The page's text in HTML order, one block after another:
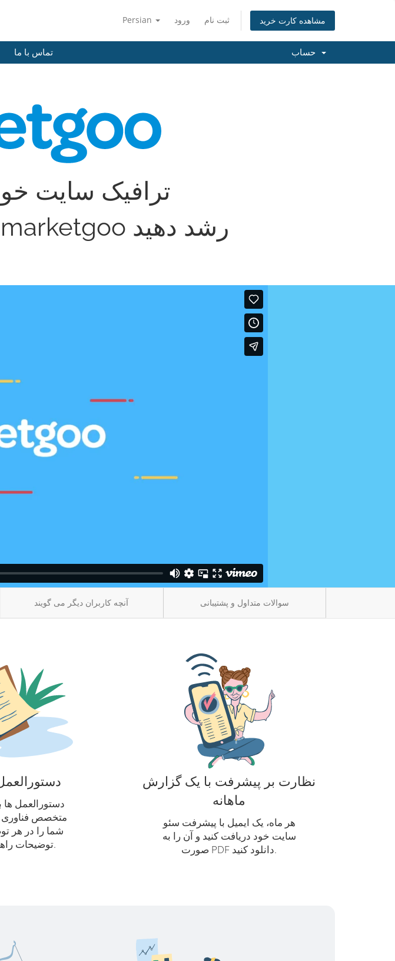
Persian ورود ثبت نام مشاهده کارت خرید
تماس با ما
ترافیک سایت
با marketgoo رشد دهید
آنچه کاربران دیگر می گویند سوالات متداول و پشتیبانی
دستورالعمل ها
متخصص فناوری
شما را در هر
توضیحات راهنمایی می کنند.
نظارت بر پیشرفت با یک گزارش
ماهانه
هر ماه، یک ایمیل با پیشرفت سئو
سایت خود دریافت کنید و آن را به
صورت PDF دانلود کنید.